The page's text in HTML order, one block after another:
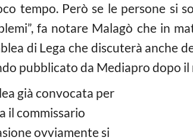
tempo. Però se le persone si
fa notare Malagò che in
di Lega che discuterà anche
pubblicato da Mediapro dopo il
già convocata per
il commissario
ovviamente si